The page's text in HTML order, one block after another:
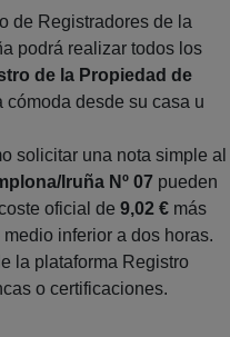
de Registradores de la
podrá realizar todos los
de la Propiedad de
cómoda desde su casa u
solicitar una nota simple al
Iruña Nº 07 pueden
oficial de 9,02 € más
inferior a dos horas.
la plataforma Registro
o certificaciones.